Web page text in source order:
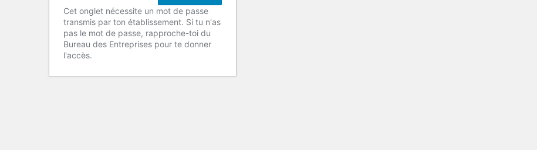
Cet onglet nécessite un mot de passe
transmis par ton établissement. Si tu n'as
pas le mot de passe, rapproche-toi du
Bureau des Entreprises pour te donner
l'accès.